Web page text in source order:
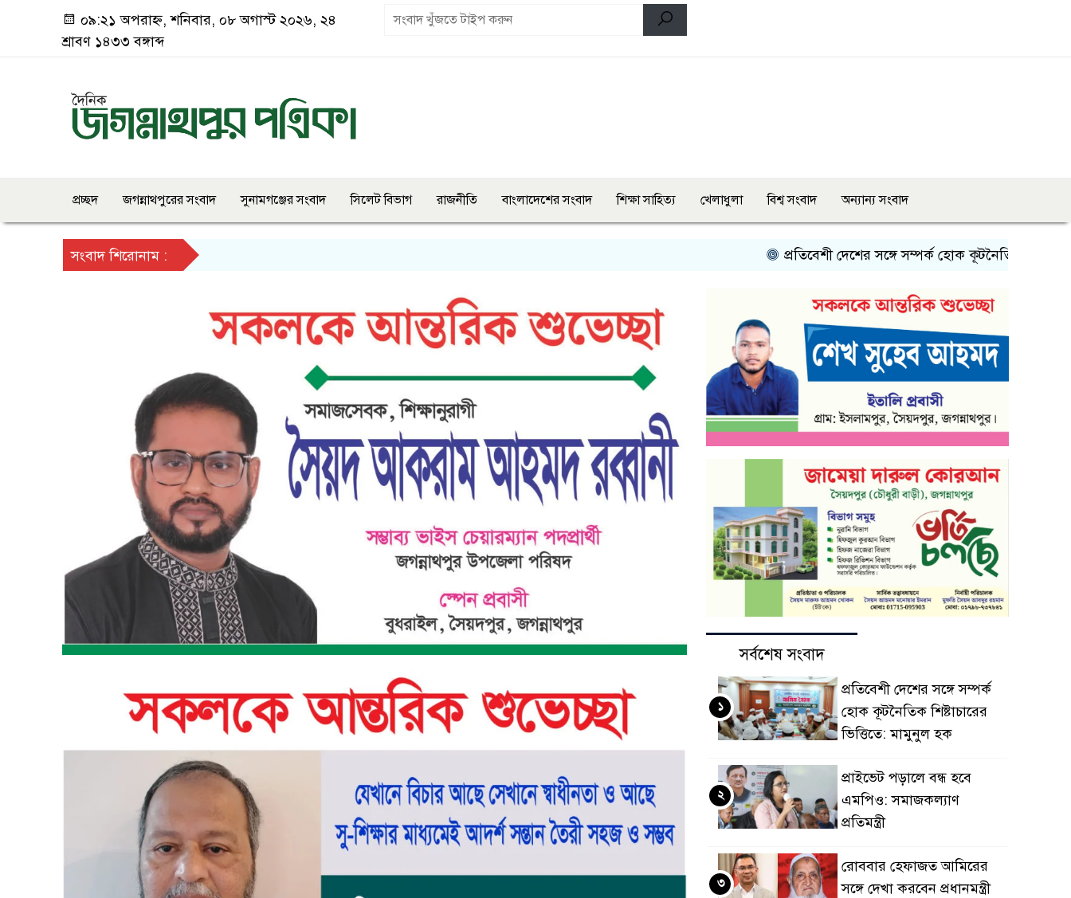
০৯:২১ অপরাহ্ন, শনিবার, ০৮ অগাস্ট ২০২৬, ২৪
শ্রাবণ ১৪৩৩ বঙ্গাব্দ
প্রচ্ছদ জগন্নাথপুরের সংবাদ সুনামগঞ্জের সংবাদ সিলেট বিভাগ রাজনীতি বাংলাদেশের সংবাদ শিক্ষা সাহিত্য খেলাধুলা বিশ্ব সংবাদ অন্যান্য সংবাদ
সংবাদ শিরোনাম : প্রতিবেশী দেশের সঙ্গে সম্পর্ক হোক কূটনৈতিক শিষ্টাচারের
সর্বশেষ সংবাদ
প্রতিবেশী দেশের সঙ্গে সম্পর্ক
হোক কূটনৈতিক শিষ্টাচারের
ভিত্তিতে: মামুনুল হক
১
প্রাইভেট পড়ালে বন্ধ হবে
এমপিও: সমাজকল্যাণ
প্রতিমন্ত্রী
২
রোববার হেফাজত আমিরের
সঙ্গে দেখা করবেন প্রধানমন্ত্রী
৩